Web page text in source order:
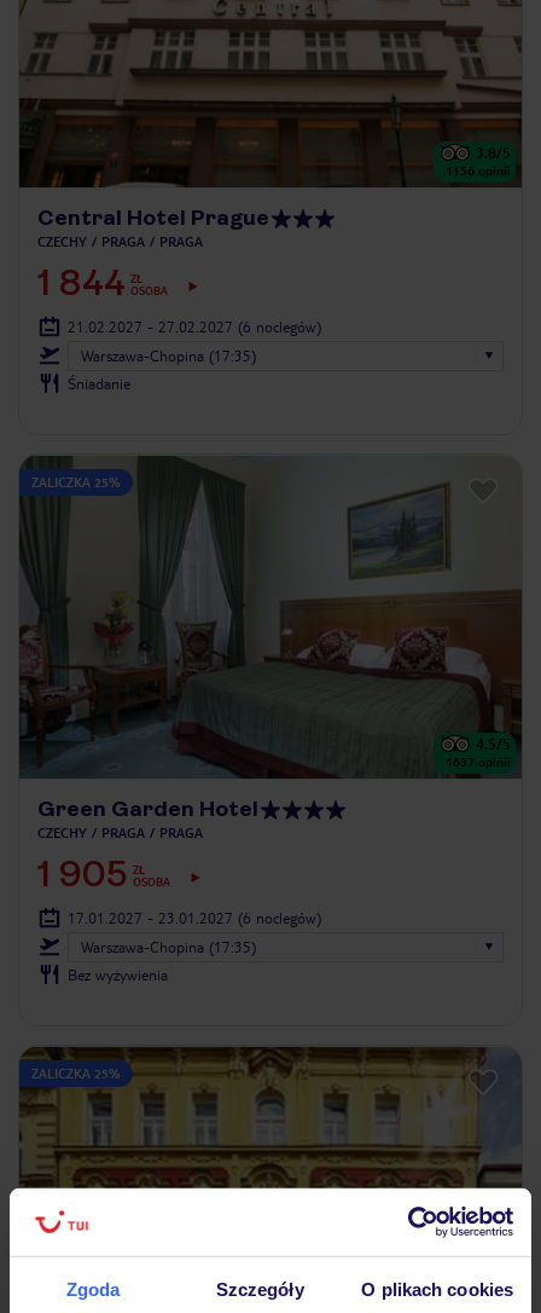
Zgoda Szczegóły O plikach cookies
3.8/5
1156 opinii
Central Hotel Prague
CZECHY PRAGA PRAGA
1 844 ZŁ
OSOBA
21.02.2027 - 27.02.2027 (6 noclegów)
Warszawa-Chopina (17:35)
Śniadanie
ZALICZKA 25%
4.5/5
1637 opinii
Green Garden Hotel
CZECHY PRAGA PRAGA
1 905 ZŁ
OSOBA
17.01.2027 - 23.01.2027 (6 noclegów)
Warszawa-Chopina (17:35)
Bez wyżywienia
ZALICZKA 25%